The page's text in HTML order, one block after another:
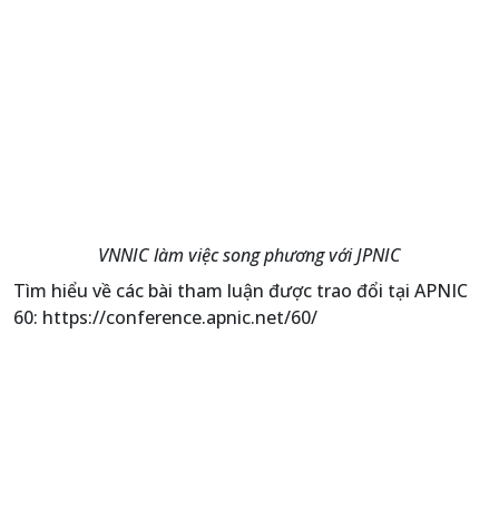
VNNIC làm việc song phương với JPNIC
Tìm hiểu về các bài tham luận được trao đổi tại APNIC
60: https://conference.apnic.net/60/